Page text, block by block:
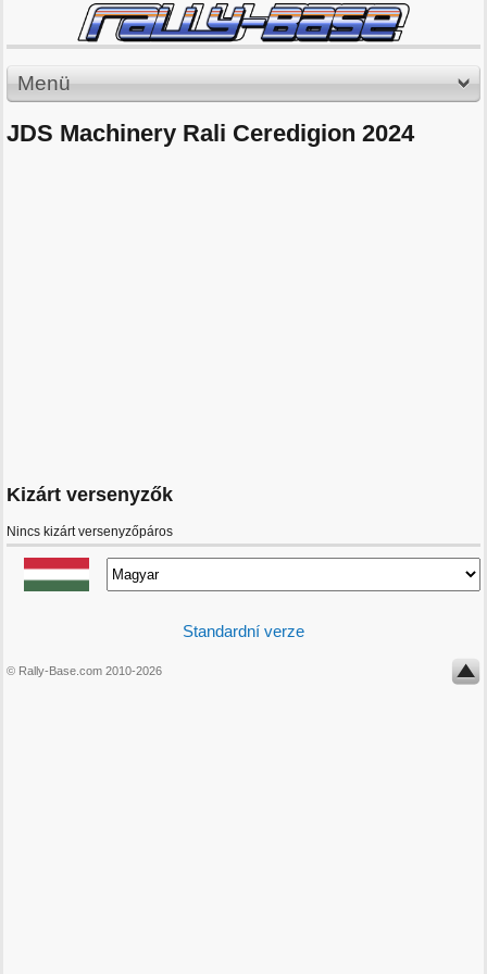
Menü
JDS Machinery Rali Ceredigion 2024
Kizárt versenyzők
Nincs kizárt versenyzőpáros
Standardní verze
© Rally-Base.com 2010-2026